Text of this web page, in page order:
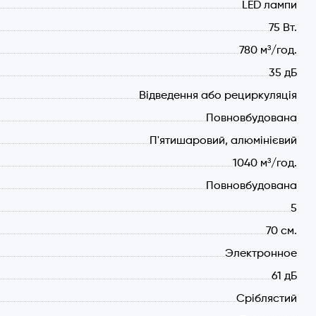
з нерж. сталі
показником енергоефективності А+.
споживчих якостей приладу.
LED лампи
75 Вт.
780 м³/год.
35 дБ
Відведення або рециркуляція
Повновбудована
П'ятишаровий, алюмінієвий
1040 м³/год.
Повновбудована
5
70 см.
Электронное
61 дБ
Сріблястий